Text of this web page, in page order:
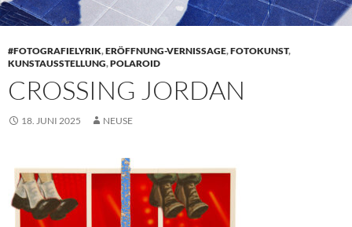
#FOTOGRAFIELYRIK,ERÖFFNUNG-VERNISSAGE,FOTOKUNST,
KUNSTAUSSTELLUNG,POLAROID
CROSSING JORDAN
18. JUNI 2025 NEUSE